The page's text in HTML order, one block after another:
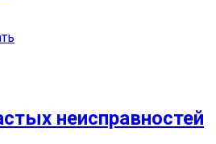
неисправностей